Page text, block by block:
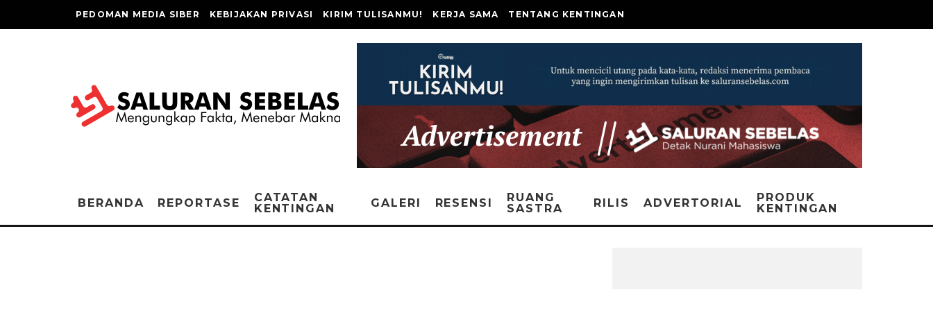
PEDOMAN MEDIA SIBER KEBIJAKAN PRIVASI KIRIM TULISANMU! KERJA SAMA TENTANG KENTINGAN
BERANDA REPORTASE
CATATAN
KENTINGAN
GALERI RESENSI
RUANG
SASTRA
RILIS ADVERTORIAL
PRODUK
KENTINGAN